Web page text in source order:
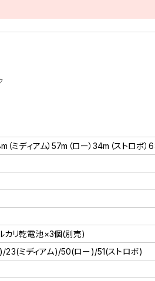
（ミディアム）57m（ロー）34m（ストロボ）
カリ乾電池×3個(別売)
23(ミディアム)/50(ロー)/51(ストロボ)